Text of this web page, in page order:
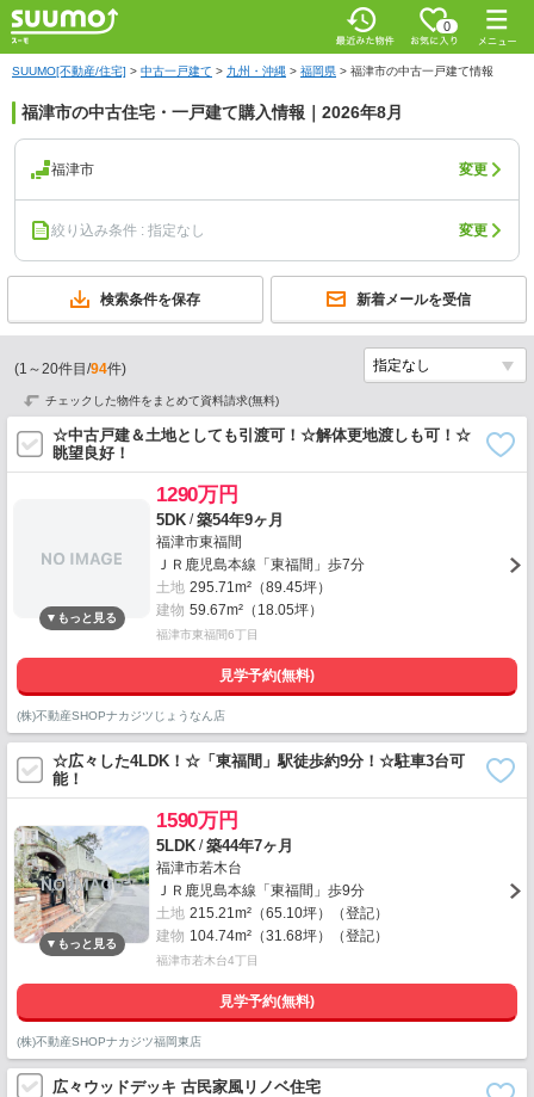
0
SUUMO[不動産/住宅] > 中古一戸建て > 九州・沖縄 > 福岡県 > 福津市の中古一戸建て情報
福津市の中古住宅・一戸建て購入情報｜2026年8月
福津市 変更
絞り込み条件 : 指定なし 変更
検索条件を保存 新着メールを受信
(1 ～20件目/94件)
チェックした物件をまとめて資料請求(無料)
☆中古戸建＆土地としても引渡可！☆解体更地渡しも可！☆
眺望良好！
1290万円
5DK /築54年9ヶ月
福津市東福間
ＪＲ鹿児島本線「東福間」歩7分
土地 295.71m²（89.45坪）
建物 59.67m²（18.05坪）
福津市東福間6丁目
見学予約(無料)
(株)不動産SHOPナカジツじょうなん店
☆広々した4LDK！☆「東福間」駅徒歩約9分！☆駐車3台可
能！
1590万円
5LDK /築44年7ヶ月
福津市若木台
ＪＲ鹿児島本線「東福間」歩9分
土地 215.21m²（65.10坪）（登記）
建物 104.74m²（31.68坪）（登記）
福津市若木台4丁目
見学予約(無料)
(株)不動産SHOPナカジツ福岡東店
広々ウッドデッキ 古民家風リノベ住宅